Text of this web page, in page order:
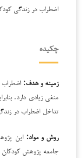
اضطراب در زندگی
چکیده
زمینه و هدف: اضطراب
منفی زیادی دارد.
تداخل اضطراب در
روش و مواد: این